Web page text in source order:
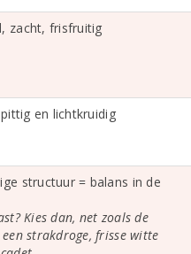
zacht, frisfruitig
en lichtkruidig
structuur = balans in de
Kies dan, net zoals de
een strakdroge, frisse witte